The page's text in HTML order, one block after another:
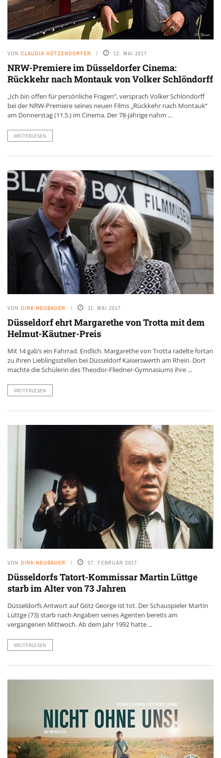
VON CLAUDIA HÖTZENDORFER 12. MAI 2017
NRW-Premiere im Düsseldorfer Cinema:
Rückkehr nach Montauk von Volker Schlöndorff
„Ich bin offen für persönliche Fragen“, versprach Volker Schlöndorff
bei der NRW-Premiere seines neuen Films „Rückkehr nach Montauk“
am Donnerstag (11.5.) im Cinema. Der 78-jährige nahm ...
WEITERLESEN
VON DIRK NEUBAUER 11. MAI 2017
Düsseldorf ehrt Margarethe von Trotta mit dem
Helmut-Käutner-Preis
Mit 14 gab‘s ein Fahrrad. Endlich. Margarethe von Trotta radelte fortan
zu ihren Lieblingsstellen bei Düsseldorf Kaiserswerth am Rhein. Dort
machte die Schülerin des Theodor-Fliedner-Gymnasiums ihre ...
WEITERLESEN
VON DIRK NEUBAUER 27. FEBRUAR 2017
Düsseldorfs Tatort-Kommissar Martin Lüttge
starb im Alter von 73 Jahren
Düsseldorfs Antwort auf Götz George ist tot. Der Schauspieler Martin
Lüttge (73) starb nach Angaben seines Agenten bereits am
vergangenen Mittwoch. Ab dem Jahr 1992 hatte ...
WEITERLESEN